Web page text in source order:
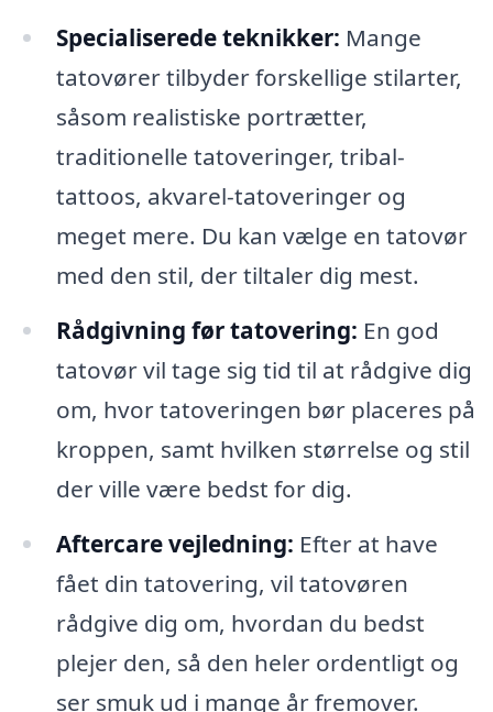
Specialiserede teknikker: Mange
tatovører tilbyder forskellige stilarter,
såsom realistiske portrætter,
traditionelle tatoveringer, tribal-
tattoos, akvarel-tatoveringer og
meget mere. Du kan vælge en tatovør
med den stil, der tiltaler dig mest.
Rådgivning før tatovering: En god
tatovør vil tage sig tid til at rådgive dig
om, hvor tatoveringen bør placeres på
kroppen, samt hvilken størrelse og stil
der ville være bedst for dig.
Aftercare vejledning: Efter at have
fået din tatovering, vil tatovøren
rådgive dig om, hvordan du bedst
plejer den, så den heler ordentligt og
ser smuk ud i mange år fremover.